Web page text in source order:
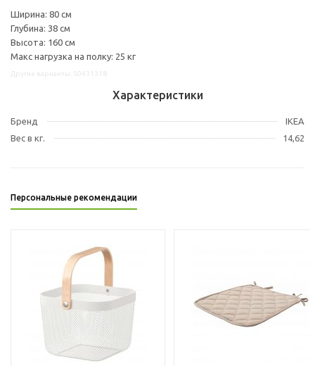
Ширина: 80 см
Глубина: 38 см
Высота: 160 см
Макс нагрузка на полку: 25 кг
Характеристики
Бренд
IKEA
Вес в кг.
14,62
Персональные рекомендации